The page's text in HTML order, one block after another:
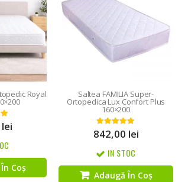
Royal
5
lei
Coș
Saltea FAMILIA Super-
Ortopedica Lux Confort Plus
160×200
5.00 out of 5
842,00 lei
IN STOC
Adaugă În Coș